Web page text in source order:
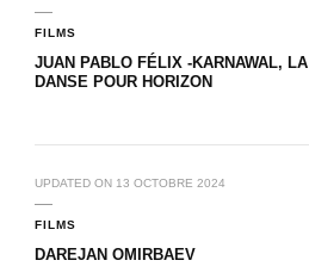
FILMS
JUAN PABLO FÉLIX -KARNAWAL, LA
DANSE POUR HORIZON
UPDATED ON 13 OCTOBRE 2024
FILMS
DAREJAN OMIRBAEV